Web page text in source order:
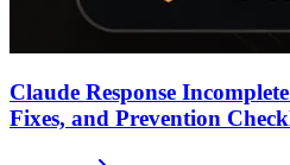
Claude Response
Fixes, and Prevention